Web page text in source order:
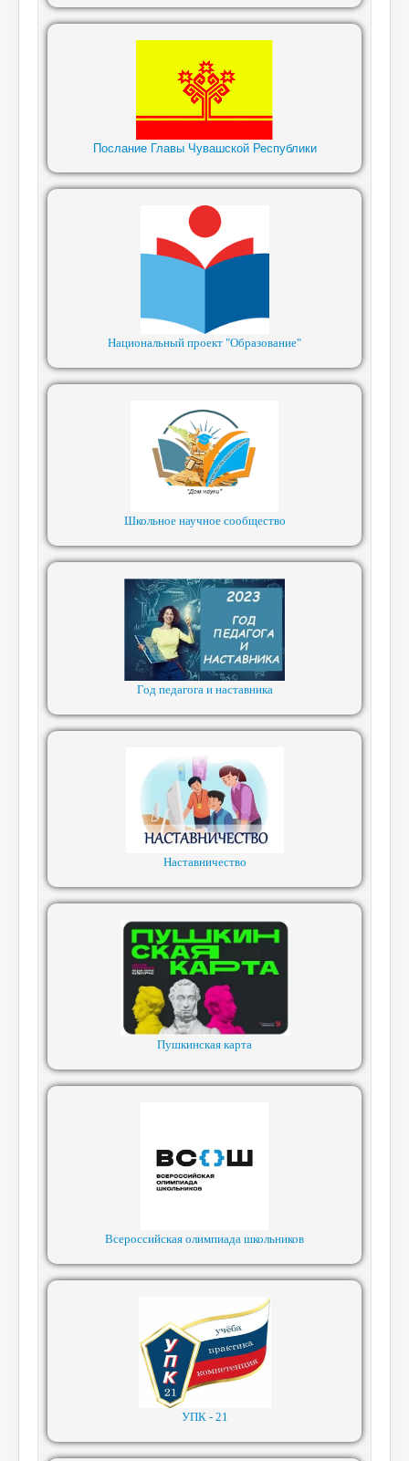
Послание Главы Чувашской Республики
Национальный проект "Образование"
Школьное научное сообщество
Год педагога и наставника
Наставничество
Пушкинская карта
Всероссийская олимпиада школьников
УПК - 21